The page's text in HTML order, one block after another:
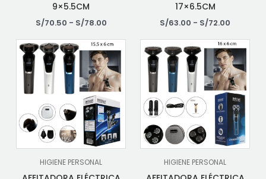
9×5.5CM
S/70.50 - S/78.00
17×6.5CM
S/63.00 - S/72.00
HIGIENE PERSONAL HIGIENE PERSONAL